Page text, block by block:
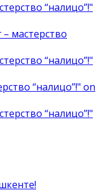
“налицо”!"
мастерство
“налицо”!"
“налицо”!" on
“налицо”!"